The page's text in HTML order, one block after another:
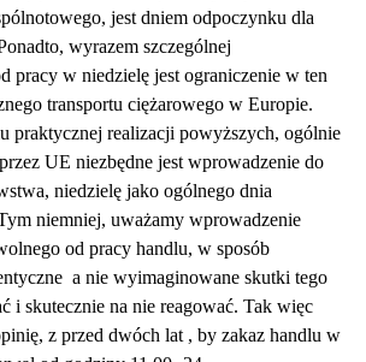
jest dniem odpoczynku dla
wyrazem szczególnej
pracy w niedzielę jest ograniczenie w ten
transportu ciężarowego w Europie.
praktycznej realizacji powyższych, ogólnie
UE niezbędne jest wprowadzenie do
niedzielę jako ogólnego dnia
niemniej, uważamy wprowadzenie
od pracy handlu, w sposób
a nie wyimaginowane skutki tego
i skutecznie na nie reagować. Tak więc
z przed dwóch lat , by zakaz handlu w